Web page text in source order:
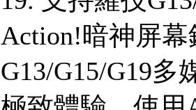
Action!暗神屏
G13/G15/G19